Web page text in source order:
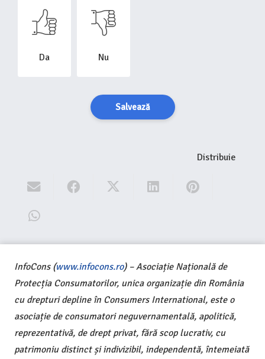
Da Nu
Salvează
Distribuie
InfoCons (www.infocons.ro) – Asociație Națională de
Protecția Consumatorilor, unica organizație din România
cu drepturi depline în Consumers International, este o
asociație de consumatori neguvernamentală, apolitică,
reprezentativă, de drept privat, fără scop lucrativ, cu
patrimoniu distinct și indivizibil, independentă, întemeiată